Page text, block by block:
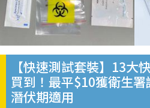
【快速測試套裝】13大
買到！最平$10獲衛生
潛伏期適用